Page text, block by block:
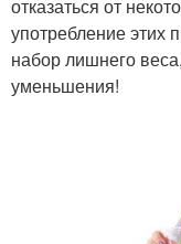
отказаться от
употребление этих
набор лишнего
уменьшения!